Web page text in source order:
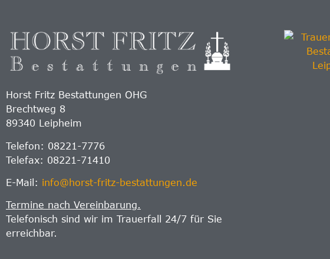
Horst Fritz Bestattungen OHG
Brechtweg 8
89340 Leipheim
Telefon: 08221-7776
Telefax: 08221-71410
E-Mail: info@horst-fritz-bestattungen.de
Termine nach Vereinbarung.
Telefonisch sind wir im Trauerfall 24/7 für Sie
erreichbar.